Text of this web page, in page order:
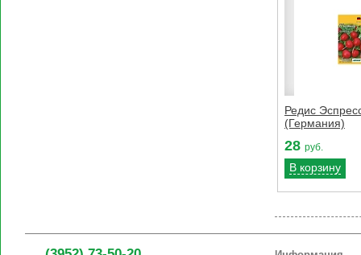
Редис
(Германия)
28 руб.
В корзину